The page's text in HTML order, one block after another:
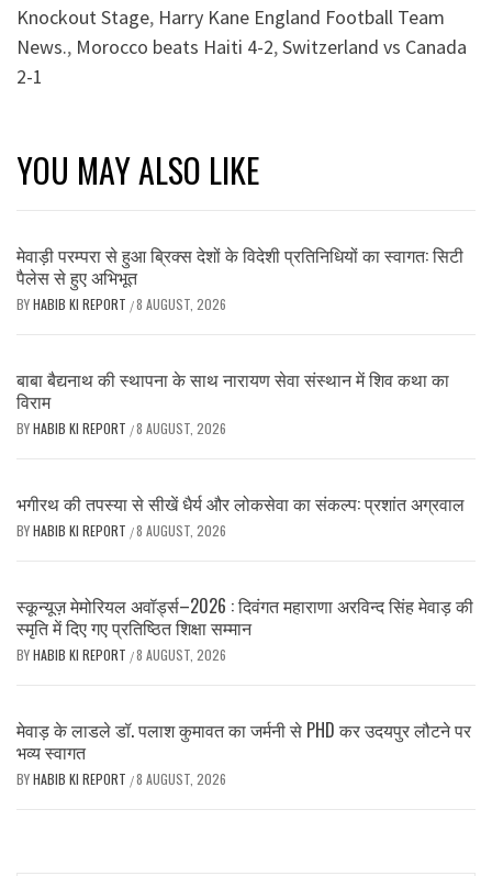
Knockout Stage, Harry Kane England Football Team
News., Morocco beats Haiti 4-2,Switzerland vs Canada
2-1
YOU MAY ALSO LIKE
मेवाड़ी परम्परा से हुआ ब्रिक्स देशों के विदेशी प्रतिनिधियों का स्वागत: सिटी
पैलेस से हुए अभिभूत
BYHABIB KI REPORT /8 AUGUST, 2026
बाबा बैद्यनाथ की स्थापना के साथ नारायण सेवा संस्थान में शिव कथा का
विराम
BYHABIB KI REPORT /8 AUGUST, 2026
भगीरथ की तपस्या से सीखें धैर्य और लोकसेवा का संकल्प: प्रशांत अग्रवाल
BYHABIB KI REPORT /8 AUGUST, 2026
स्कून्यूज़ मेमोरियल अवॉर्ड्स–2026 : दिवंगत महाराणा अरविन्द सिंह मेवाड़ की
स्मृति में दिए गए प्रतिष्ठित शिक्षा सम्मान
BYHABIB KI REPORT /8 AUGUST, 2026
मेवाड़ के लाडले डॉ. पलाश कुमावत का जर्मनी से PHD कर उदयपुर लौटने पर
भव्य स्वागत
BYHABIB KI REPORT /8 AUGUST, 2026